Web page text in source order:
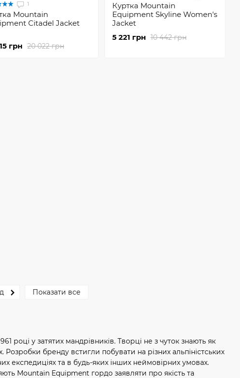
у затятих мандрівників. Творці не з чуток знають як
бренду встигли побувати на різних альпіністських
експедиціях та в будь-яких інших неймовірних умовах.
Mountain Equipment гордо заявляти про якість та
1
Mountain
Citadel Jacket
20 022 грн
грн
Куртка Mountain
Equipment Skyline Women's
Jacket
10 442 грн
5 221 грн
Показати все